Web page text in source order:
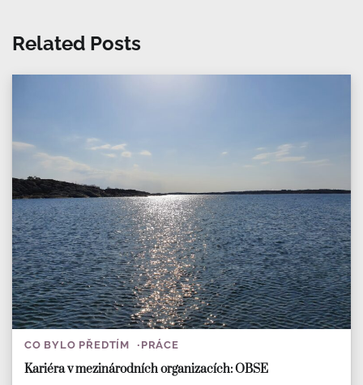
Related Posts
CO BYLO PŘEDTÍM PRÁCE
Kariéra v mezinárodních organizacích: OBSE